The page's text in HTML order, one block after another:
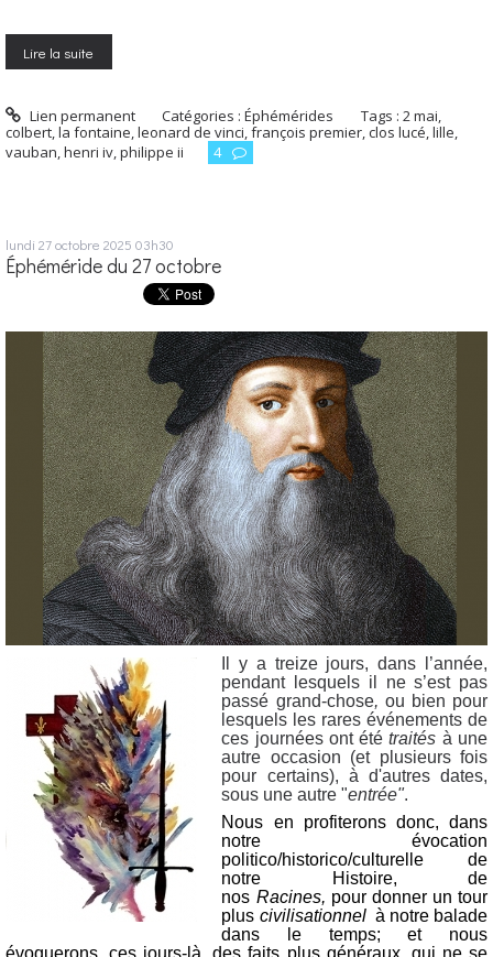
Lire la suite
Lien permanent Catégories :Éphémérides Tags :2 mai,
colbert,la fontaine,leonard de vinci,françois premier,clos lucé,lille,
vauban,henri iv,philippe ii 4
lundi 27octobre 2025 03h30
Éphéméride du 27 octobre
Il y a treize jours, dans l’année,
pendant lesquels il ne s’est pas
passé grand-chose, ou bien pour
lesquels les rares événements de
ces journées ont ététraités à une
autre occasion (et plusieurs fois
pour certains), à d'autres dates,
sous une autre "entrée".
Nous en profiterons donc, dans
notre évocation
politico/historico/culturelle de
notre Histoire, de
nos Racines, pour donner un tour
plus civilisationnel à notre balade
dans le temps; et nous
évoquerons, ces jours-là, des faits plus généraux, qui ne se